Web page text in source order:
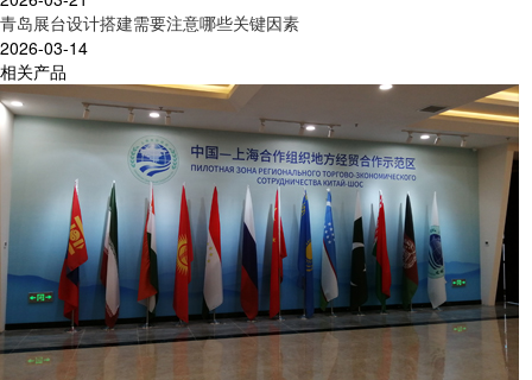
青岛展台设计搭建需要注意哪些关键因素
2026-03-14
相关产品